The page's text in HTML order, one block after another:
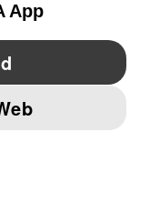
IMPRINT AND LEGAL DATA